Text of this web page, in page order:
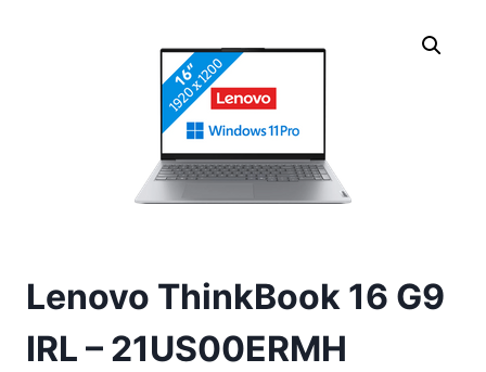
Lenovo ThinkBook 16 G9
IRL – 21US00ERMH